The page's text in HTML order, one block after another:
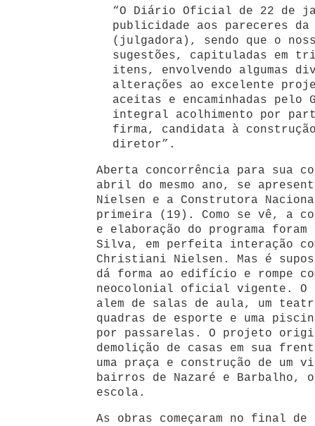
“O Diário Oficial de 22 de
publicidade aos pareceres da
(julgadora), sendo que o
sugestões, capituladas em
itens, envolvendo algumas
alterações ao excelente
aceitas e encaminhadas pelo
integral acolhimento por
firma, candidata à
diretor”.
Aberta concorrência para sua
abril do mesmo ano, se
Nielsen e a Construtora
primeira (19). Como se vê, a
e elaboração do programa
Silva, em perfeita interação
Christiani Nielsen. Mas é
dá forma ao edifício e rompe
neocolonial oficial vigente. O
alem de salas de aula, um
quadras de esporte e uma
por passarelas. O projeto
demolição de casas em sua
uma praça e construção de um
bairros de Nazaré e Barbalho,
escola.
As obras começaram no final de